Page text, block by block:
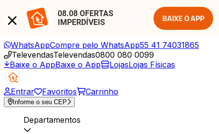
08.08 OFERTAS
IMPERDÍVEIS
BAIXE O APP
WhatsAppCompre pelo WhatsApp55 41 74031865
TelevendasTelevendas0800 080 0099
Baixe o AppBaixe o App LojasLojas Físicas
Entrar Favoritos Carrinho
Informe o seu CEP
Departamentos